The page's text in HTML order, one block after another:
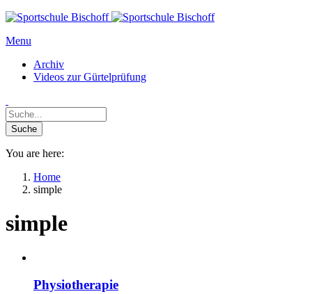
Menu
Archiv
Videos zur Gürtelprüfung
You are here:
Home
simple
simple
Physiotherapie